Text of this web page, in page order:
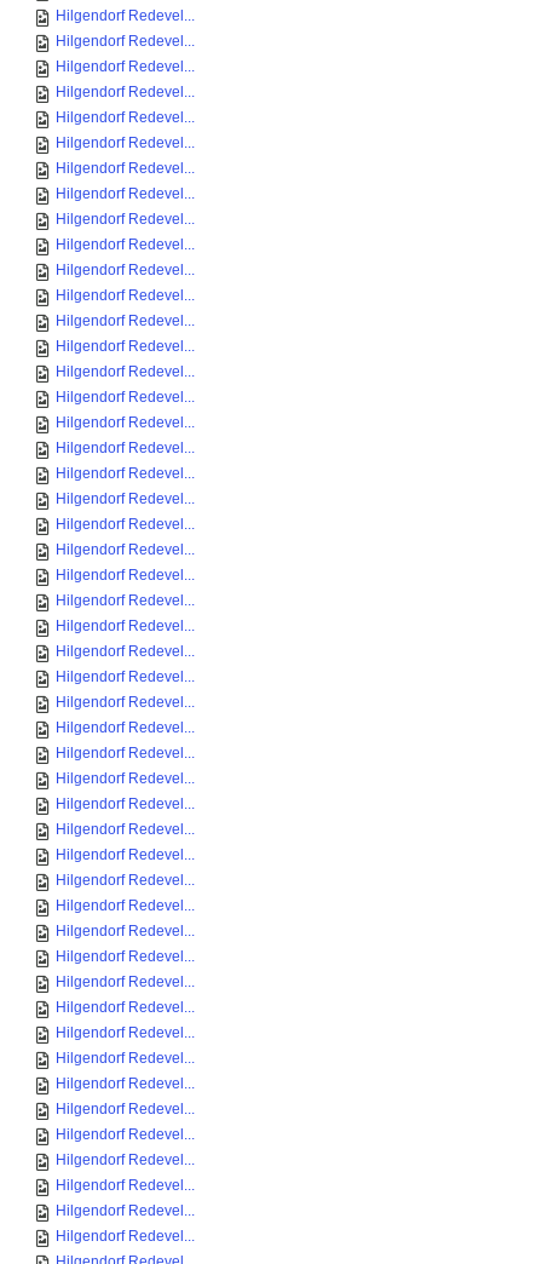
Hilgendorf Redevel...
Hilgendorf Redevel...
Hilgendorf Redevel...
Hilgendorf Redevel...
Hilgendorf Redevel...
Hilgendorf Redevel...
Hilgendorf Redevel...
Hilgendorf Redevel...
Hilgendorf Redevel...
Hilgendorf Redevel...
Hilgendorf Redevel...
Hilgendorf Redevel...
Hilgendorf Redevel...
Hilgendorf Redevel...
Hilgendorf Redevel...
Hilgendorf Redevel...
Hilgendorf Redevel...
Hilgendorf Redevel...
Hilgendorf Redevel...
Hilgendorf Redevel...
Hilgendorf Redevel...
Hilgendorf Redevel...
Hilgendorf Redevel...
Hilgendorf Redevel...
Hilgendorf Redevel...
Hilgendorf Redevel...
Hilgendorf Redevel...
Hilgendorf Redevel...
Hilgendorf Redevel...
Hilgendorf Redevel...
Hilgendorf Redevel...
Hilgendorf Redevel...
Hilgendorf Redevel...
Hilgendorf Redevel...
Hilgendorf Redevel...
Hilgendorf Redevel...
Hilgendorf Redevel...
Hilgendorf Redevel...
Hilgendorf Redevel...
Hilgendorf Redevel...
Hilgendorf Redevel...
Hilgendorf Redevel...
Hilgendorf Redevel...
Hilgendorf Redevel...
Hilgendorf Redevel...
Hilgendorf Redevel...
Hilgendorf Redevel...
Hilgendorf Redevel...
Hilgendorf Redevel...